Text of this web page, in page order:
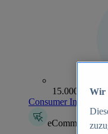
15.000+
Consumer Insights
eCommerce
Wir